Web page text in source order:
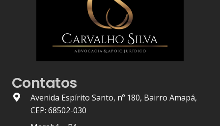
Contatos
Avenida Espírito Santo, nº 180, Bairro Amapá,
CEP: 68502-030